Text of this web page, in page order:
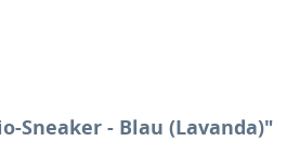
Sneaker - Blau (Lavanda)"